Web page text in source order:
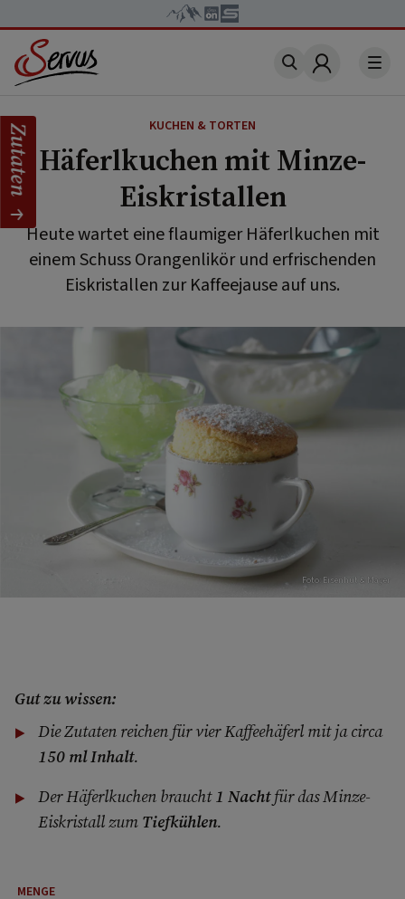
Account
KUCHEN & TORTEN
Häferlkuchen mit Minze-
Eiskristallen
Heute wartet eine flaumiger Häferlkuchen mit
einem Schuss Orangenlikör und erfrischenden
Eiskristallen zur Kaffeejause auf uns.
Foto: Eisenhut & Mayer
Gut zu wissen:
Die Zutaten reichen für vier Kaffeehäferl mit ja circa
150 ml Inhalt.
Der Häferlkuchen braucht1 Nachtfür das Minze-
Eiskristall zum Tiefkühlen.
Zutaten